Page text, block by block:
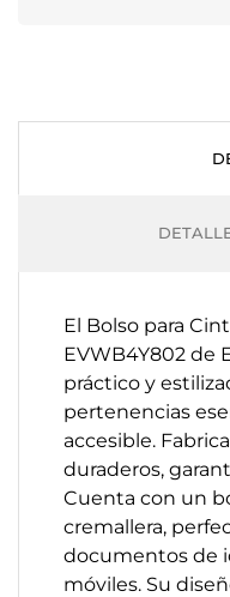
El Bolso para
EVWB4Y802 de
práctico y
pertenencias
accesible.
duraderos,
Cuenta con un
cremallera,
documentos de
móviles. Su